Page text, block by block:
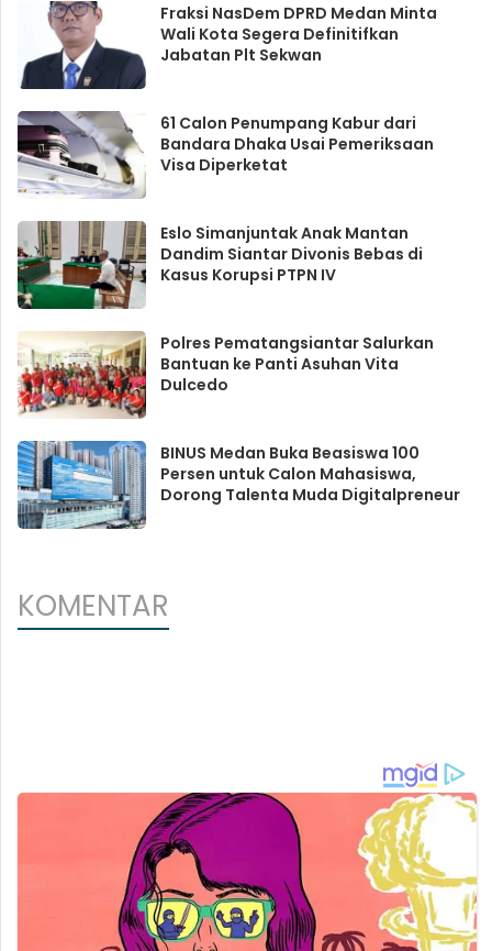
Fraksi NasDem DPRD Medan Minta
Wali Kota Segera Definitifkan
Jabatan Plt Sekwan
61 Calon Penumpang Kabur dari
Bandara Dhaka Usai Pemeriksaan
Visa Diperketat
Eslo Simanjuntak Anak Mantan
Dandim Siantar Divonis Bebas di
Kasus Korupsi PTPN IV
Polres Pematangsiantar Salurkan
Bantuan ke Panti Asuhan Vita
Dulcedo
BINUS Medan Buka Beasiswa 100
Persen untuk Calon Mahasiswa,
Dorong Talenta Muda Digitalpreneur
KOMENTAR